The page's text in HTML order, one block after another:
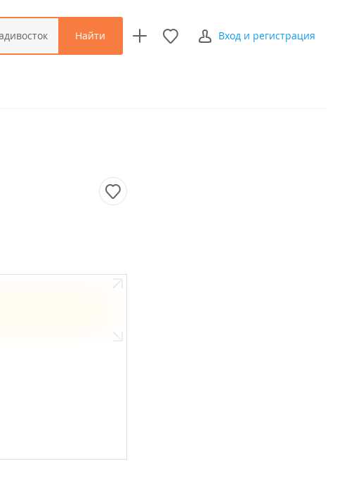
Найти Вход и регистрация